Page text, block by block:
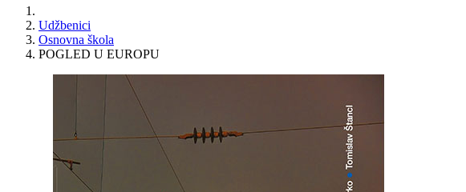
Udžbenici
Osnovna škola
POGLED U EUROPU